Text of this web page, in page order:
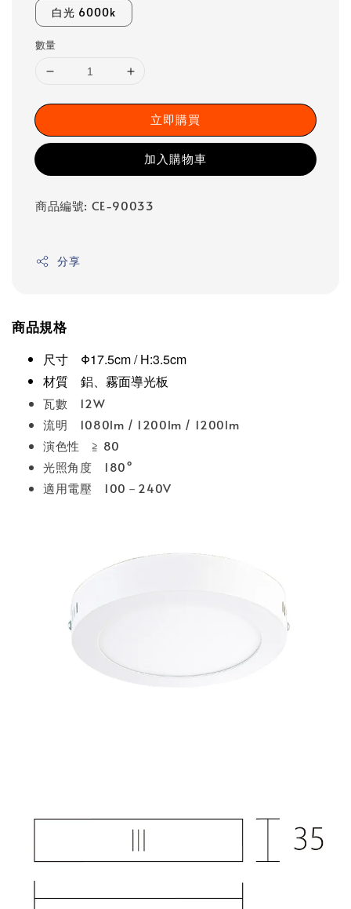
白光 6000k
數量
立即購買
加入購物車
商品編號: CE-90033
分享
商品規格
尺寸 Φ17.5cm / H:3.5cm
材質 鋁、霧面導光板
瓦數 12W
流明 1080lm / 1200lm / 1200lm
演色性 ≧ 80
光照角度 180°
適用電壓 100－240V